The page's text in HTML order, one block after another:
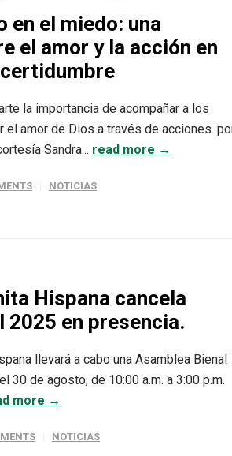
en el miedo: una
el amor y la acción en
la importancia de acompañar a los
el amor de Dios a través de acciones.
Sandra... read more →
NOTICIAS
Hispana cancela
2025 en presencia.
llevará a cabo una Asamblea Bienal
30 de agosto, de 10:00 a.m. a 3:00 p.m.
more →
NOTICIAS